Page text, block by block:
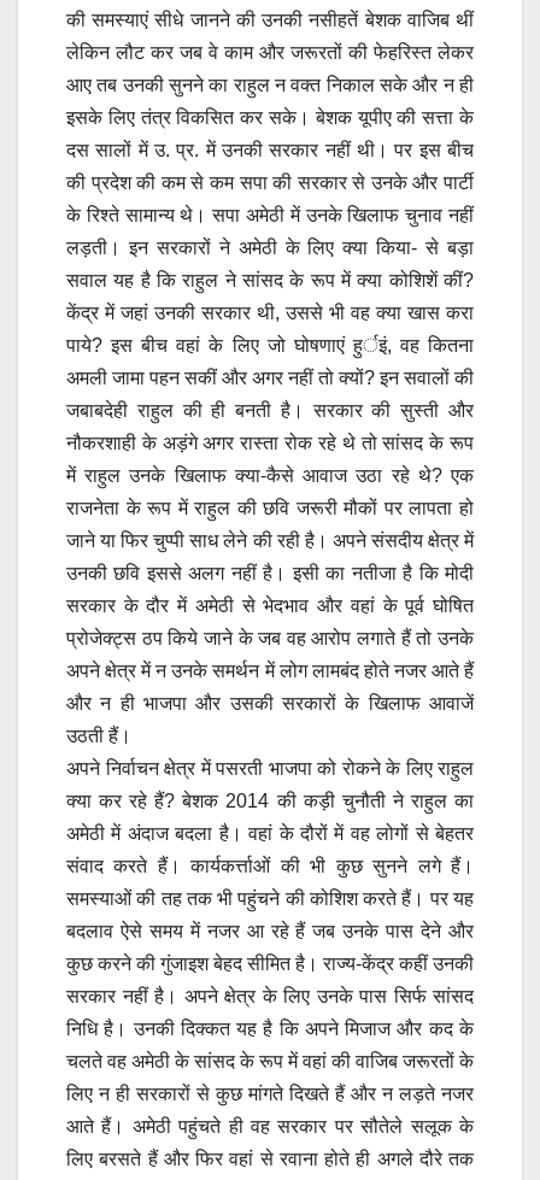
की समस्याएं सीधे जानने की उनकी नसीहतें बेशक वाजिब थीं
लेकिन लौट कर जब वे काम और जरूरतों की फेहरिस्त लेकर
आए तब उनकी सुनने का राहुल न वक्त निकाल सके और न ही
इसके लिए तंत्र विकसित कर सके। बेशक यूपीए की सत्ता के
दस सालों में उ. प्र. में उनकी सरकार नहीं थी। पर इस बीच
की प्रदेश की कम से कम सपा की सरकार से उनके और पार्टी
के रिश्ते सामान्य थे। सपा अमेठी में उनके खिलाफ चुनाव नहीं
लड़ती। इन सरकारों ने अमेठी के लिए क्या किया- से बड़ा
सवाल यह है कि राहुल ने सांसद के रूप में क्या कोशिशें कीं?
केंद्र में जहां उनकी सरकार थी, उससे भी वह क्या खास करा
पाये? इस बीच वहां के लिए जो घोषणाएं हुर्इं, वह कितना
अमली जामा पहन सकीं और अगर नहीं तो क्यों? इन सवालों की
जबाबदेही राहुल की ही बनती है। सरकार की सुस्ती और
नौकरशाही के अड़ंगे अगर रास्ता रोक रहे थे तो सांसद के रूप
में राहुल उनके खिलाफ क्या-कैसे आवाज उठा रहे थे? एक
राजनेता के रूप में राहुल की छवि जरूरी मौकों पर लापता हो
जाने या फिर चुप्पी साध लेने की रही है। अपने संसदीय क्षेत्र में
उनकी छवि इससे अलग नहीं है। इसी का नतीजा है कि मोदी
सरकार के दौर में अमेठी से भेदभाव और वहां के पूर्व घोषित
प्रोजेक्ट्स ठप किये जाने के जब वह आरोप लगाते हैं तो उनके
अपने क्षेत्र में न उनके समर्थन में लोग लामबंद होते नजर आते हैं
और न ही भाजपा और उसकी सरकारों के खिलाफ आवाजें
उठती हैं।
अपने निर्वाचन क्षेत्र में पसरती भाजपा को रोकने के लिए राहुल
क्या कर रहे हैं? बेशक 2014 की कड़ी चुनौती ने राहुल का
अमेठी में अंदाज बदला है। वहां के दौरों में वह लोगों से बेहतर
संवाद करते हैं। कार्यकर्त्ताओं की भी कुछ सुनने लगे हैं।
समस्याओं की तह तक भी पहुंचने की कोशिश करते हैं। पर यह
बदलाव ऐसे समय में नजर आ रहे हैं जब उनके पास देने और
कुछ करने की गुंजाइश बेहद सीमित है। राज्य-केंद्र कहीं उनकी
सरकार नहीं है। अपने क्षेत्र के लिए उनके पास सिर्फ सांसद
निधि है। उनकी दिक्कत यह है कि अपने मिजाज और कद के
चलते वह अमेठी के सांसद के रूप में वहां की वाजिब जरूरतों के
लिए न ही सरकारों से कुछ मांगते दिखते हैं और न लड़ते नजर
आते हैं। अमेठी पहुंचते ही वह सरकार पर सौतेले सलूक के
लिए बरसते हैं और फिर वहां से रवाना होते ही अगले दौरे तक